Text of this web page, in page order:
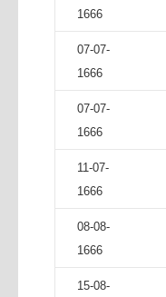
1666
07-07-
1666
07-07-
1666
11-07-
1666
08-08-
1666
15-08-